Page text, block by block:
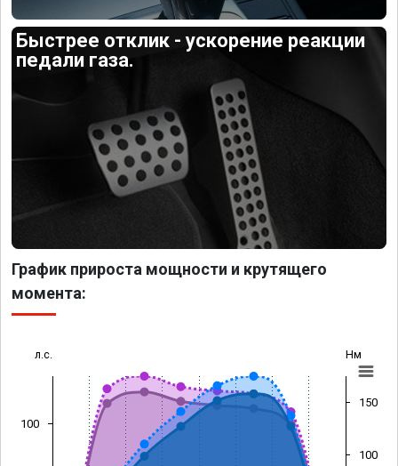
Быстрее отклик - ускорение реакции
педали газа.
График прироста мощности и крутящего
момента:
л.с. Нм
100
100
150